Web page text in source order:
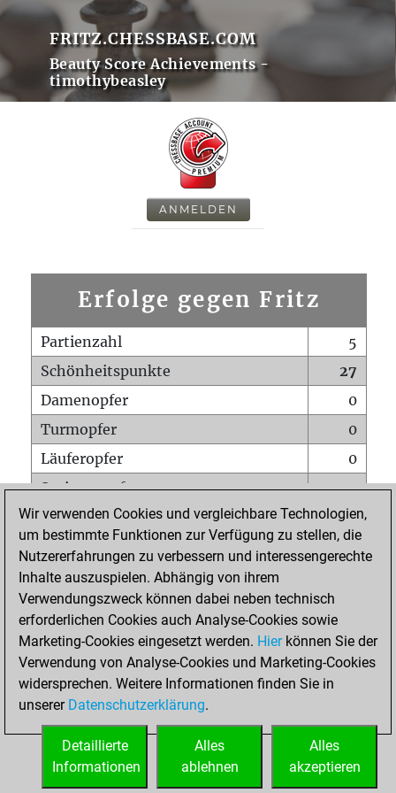
FRITZ.CHESSBASE.COM
Beauty Score Achievements -
timothybeasley
ANMELDEN
Erfolge gegen Fritz
Partienzahl
5
Schönheitspunkte
27
Damenopfer
0
Turmopfer
0
Läuferopfer
0
Springeropfer
0
Bauernopfer
1
Matt auf vollem Brett
0
Bauer setzt Matt
Erstickte Matts
Unterverwandlungen
0
Türme auf der siebten
0
STARTSEITE
Wir verwenden Cookies und vergleichbare Technologien,
um bestimmte Funktionen zur Verfügung zu stellen, die
Nutzererfahrungen zu verbessern und interessengerechte
Inhalte auszuspielen. Abhängig von ihrem
Verwendungszweck können dabei neben technisch
erforderlichen Cookies auch Analyse-Cookies sowie
Marketing-Cookies eingesetzt werden. Hierkönnen Sie der
Verwendung von Analyse-Cookies und Marketing-Cookies
widersprechen. Weitere Informationen finden Sie in
unserer Datenschutzerklärung.
Alles
akzeptieren
Alles
ablehnen
Detaillierte
Informationen